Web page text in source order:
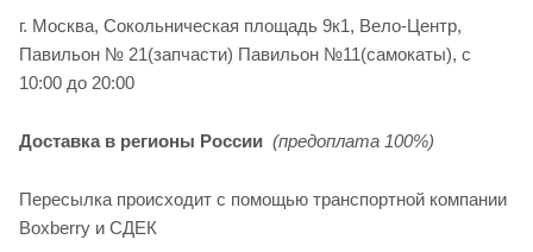
г. Москва, Сокольническая площадь 9к1, Вело-Центр,
Павильон № 21(запчасти) Павильон №11(cамокаты), с
10:00 до 20:00
Доставка в регионы России (предоплата 100%)
Пересылка происходит с помощью транспортной компании
Boxberry и СДЕК